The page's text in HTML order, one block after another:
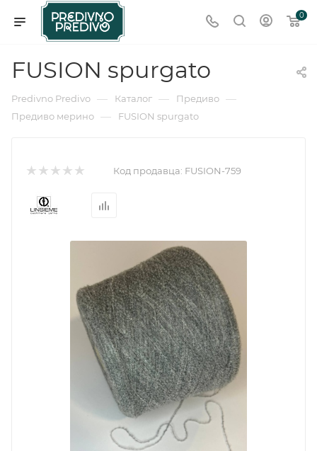
0
FUSION spurgato
Predivno Predivo — Каталог — Предиво —
Предиво мерино — FUSION spurgato
Код продавца: FUSION-759